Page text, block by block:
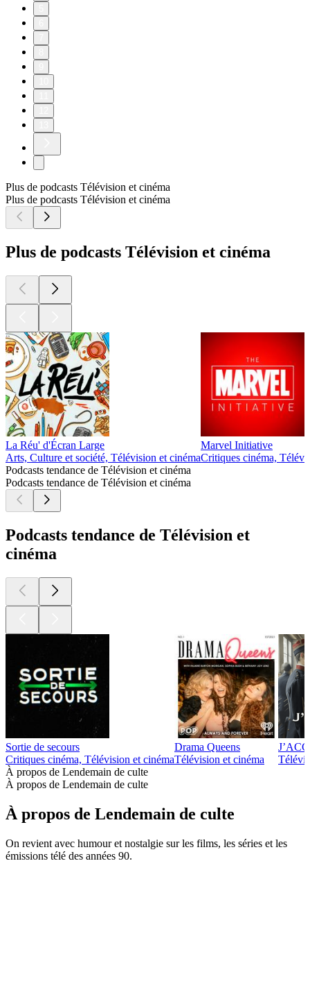
Plus de podcasts Télévision et cinéma
Plus de podcasts Télévision et cinéma
Plus de podcasts Télévision et cinéma
La Réu' d'Écran Large
Arts, Culture et société, Télévision et cinéma
Marvel Initiative
Critiques cinéma,
Podcasts tendance de Télévision et cinéma
Podcasts tendance de Télévision et cinéma
Podcasts tendance de Télévision et
cinéma
Sortie de secours
Critiques cinéma, Télévision et cinéma
Drama Queens
Télévision et cinéma
À propos de Lendemain de culte
À propos de Lendemain de culte
À propos de Lendemain de culte
On revient avec humour et nostalgie sur les films, les séries et les
émissions télé des années 90.